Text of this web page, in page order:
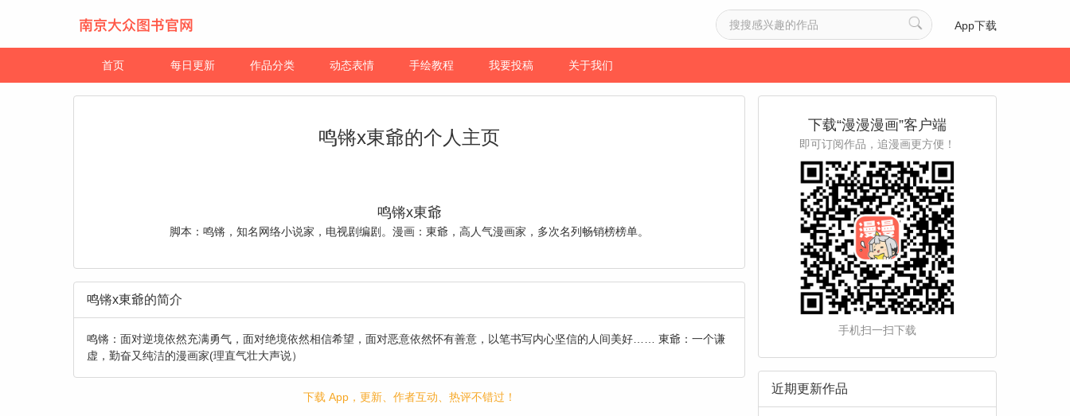
App下载
首页 每日更新 作品分类 动态表情 手绘教程 我要投稿 关于我们
鸣锵x東爺的个人主页
鸣锵x東爺
脚本：鸣锵，知名网络小说家，电视剧编剧。漫画：東爺，高人气漫画家，多次名列畅销榜榜单。
鸣锵x東爺的简介
鸣锵：面对逆境依然充满勇气，面对绝境依然相信希望，面对恶意依然怀有善意，以笔书写内心坚信的人间美好…… 東爺：一个谦
虚，勤奋又纯洁的漫画家(理直气壮大声说）
下载 App，更新、作者互动、热评不错过！
下载“漫漫漫画”客户端
即可订阅作品，追漫画更方便！
手机扫一扫下载
近期更新作品